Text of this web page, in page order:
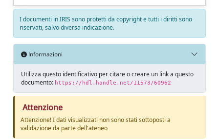
I documenti in IRIS sono protetti da copyright e tutti i diritti sono
riservati, salvo diversa indicazione.
Informazioni
Utilizza questo identificativo per citare o creare un link a questo
documento: https://hdl.handle.net/11573/60962
Attenzione
Attenzione! I dati visualizzati non sono stati sottoposti a
validazione da parte dell'ateneo